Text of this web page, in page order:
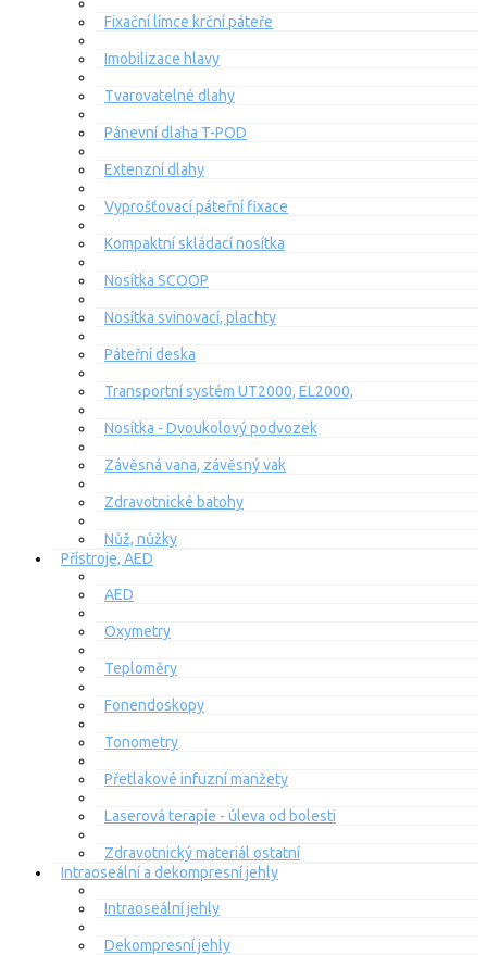
Fixační límce krční páteře
Imobilizace hlavy
Tvarovatelné dlahy
Pánevní dlaha T-POD
Extenzní dlahy
Vyprošťovací páteřní fixace
Kompaktní skládací nosítka
Nosítka SCOOP
Nosítka svinovací, plachty
Páteřní deska
Transportní systém UT2000, EL2000,
Nosítka - Dvoukolový podvozek
Závěsná vana, závěsný vak
Zdravotnické batohy
Nůž, nůžky
Přístroje, AED
AED
Oxymetry
Teploměry
Fonendoskopy
Tonometry
Přetlakové infuzní manžety
Laserová terapie - úleva od bolesti
Zdravotnický materiál ostatní
Intraoseální a dekompresní jehly
Intraoseální jehly
Dekompresní jehly